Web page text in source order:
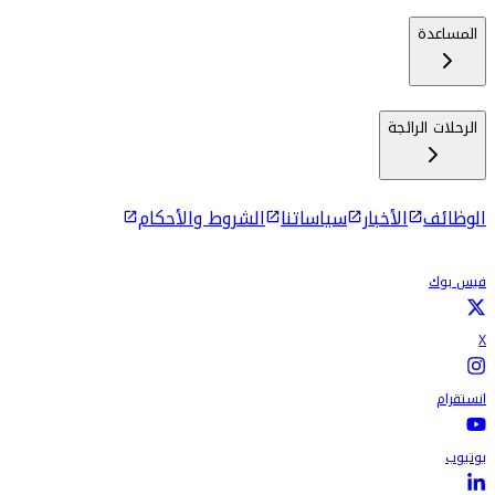
المساعدة
الرحلات الرائجة
الوظائف الأخبار سياساتنا الشروط والأحكام
فيس بوك
X
انستقرام
يوتيوب